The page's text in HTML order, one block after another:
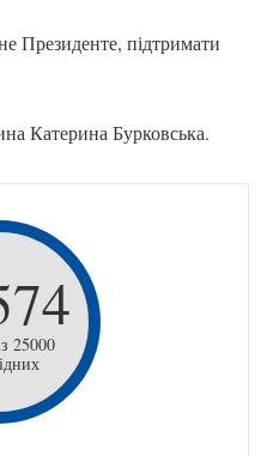
Президенте, підтримати
Катерина Бурковська.
25000